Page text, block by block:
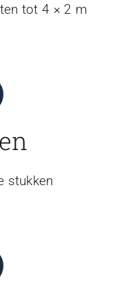
tot 4 × 2 m
stukken